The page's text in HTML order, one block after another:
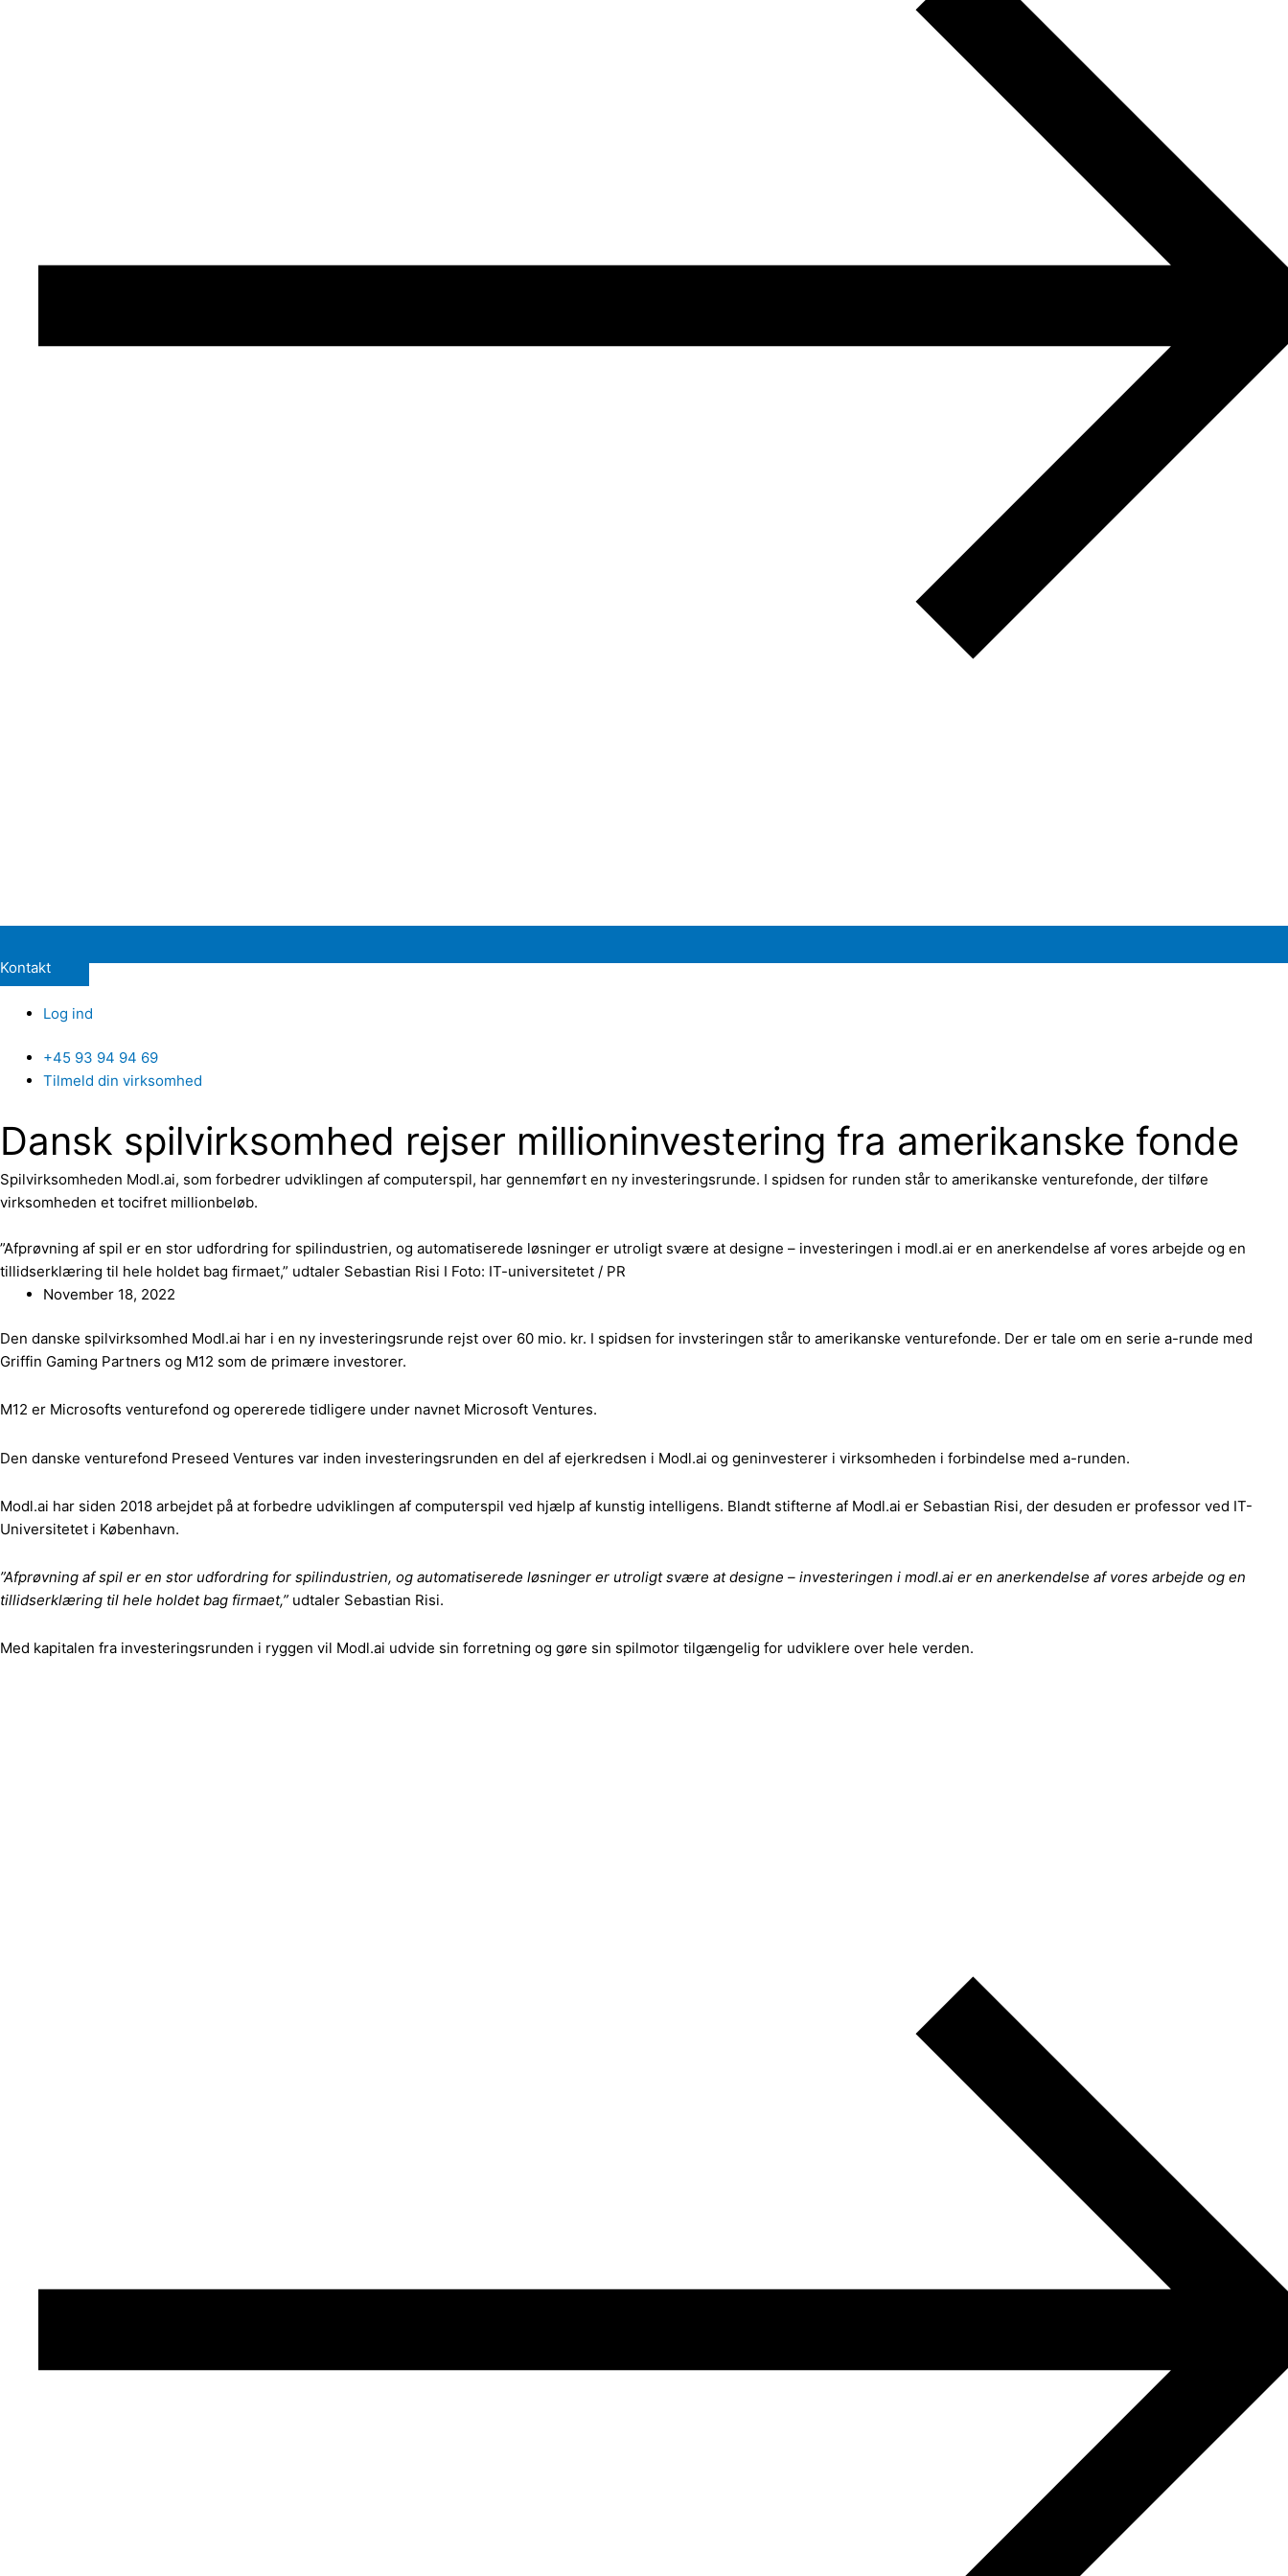
Kontakt
Log ind
+45 93 94 94 69
Tilmeld din virksomhed
Dansk spilvirksomhed rejser millioninvestering fra amerikanske fonde
Spilvirksomheden Modl.ai, som forbedrer udviklingen af computerspil, har gennemført en ny investeringsrunde. I spidsen for runden står to amerikanske venturefonde, der tilføre
virksomheden et tocifret millionbeløb.
”Afprøvning af spil er en stor udfordring for spilindustrien, og automatiserede løsninger er utroligt svære at designe – investeringen i modl.ai er en anerkendelse af vores arbejde og en
tillidserklæring til hele holdet bag firmaet,” udtaler Sebastian Risi I Foto: IT-universitetet / PR
November 18, 2022
Den danske spilvirksomhed Modl.ai har i en ny investeringsrunde rejst over 60 mio. kr. I spidsen for invsteringen står to amerikanske venturefonde. Der er tale om en serie a-runde med
Griffin Gaming Partners og M12 som de primære investorer.
M12 er Microsofts venturefond og opererede tidligere under navnet Microsoft Ventures.
Den danske venturefond Preseed Ventures var inden investeringsrunden en del af ejerkredsen i Modl.ai og geninvesterer i virksomheden i forbindelse med a-runden.
Modl.ai har siden 2018 arbejdet på at forbedre udviklingen af computerspil ved hjælp af kunstig intelligens. Blandt stifterne af Modl.ai er Sebastian Risi, der desuden er professor ved IT-
Universitetet i København.
”Afprøvning af spil er en stor udfordring for spilindustrien, og automatiserede løsninger er utroligt svære at designe – investeringen i modl.ai er en anerkendelse af vores arbejde og en
tillidserklæring til hele holdet bag firmaet,” udtaler Sebastian Risi.
Med kapitalen fra investeringsrunden i ryggen vil Modl.ai udvide sin forretning og gøre sin spilmotor tilgængelig for udviklere over hele verden.